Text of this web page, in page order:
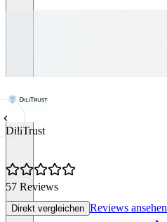
DiliTrust
57 Reviews
Direkt vergleichen Reviews ansehen